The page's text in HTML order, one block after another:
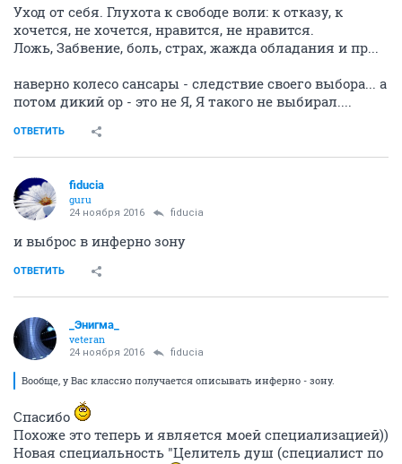
Уход от себя. Глухота к свободе воли: к отказу, к
хочется, не хочется, нравится, не нравится.
Ложь, Забвение, боль, страх, жажда обладания и пр...
наверно колесо сансары - следствие своего выбора... а
потом дикий ор - это не Я, Я такого не выбирал....
ОТВЕТИТЬ
fiducia
guru
24 ноября 2016 fiducia
и выброс в инферно зону
ОТВЕТИТЬ
_Энигма_
veteran
24 ноября 2016 fiducia
Вообще, у Вас классно получается описывать инферно - зону.
Спасибо
Похоже это теперь и является моей специализацией))
Новая специальность "Целитель душ (специалист по